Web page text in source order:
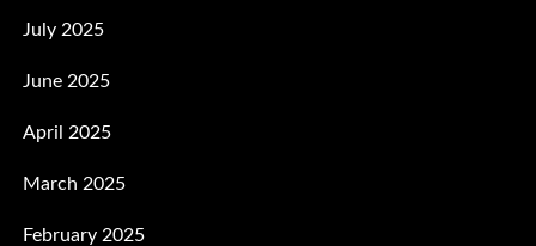
July 2025
June 2025
April 2025
March 2025
February 2025